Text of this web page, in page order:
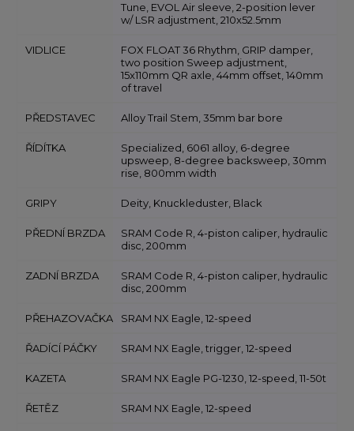
Tune, EVOL Air sleeve, 2-position lever
w/ LSR adjustment, 210x52.5mm
VIDLICE
FOX FLOAT 36 Rhythm, GRIP damper,
two position Sweep adjustment,
15x110mm QR axle, 44mm offset, 140mm
of travel
PŘEDSTAVEC Alloy Trail Stem, 35mm bar bore
ŘÍDÍTKA
Specialized, 6061 alloy, 6-degree
upsweep, 8-degree backsweep, 30mm
rise, 800mm width
GRIPY Deity, Knuckleduster, Black
PŘEDNÍ BRZDA
SRAM Code R, 4-piston caliper, hydraulic
disc, 200mm
ZADNÍ BRZDA
SRAM Code R, 4-piston caliper, hydraulic
disc, 200mm
PŘEHAZOVAČKA SRAM NX Eagle, 12-speed
ŘADÍCÍ PÁČKY SRAM NX Eagle, trigger, 12-speed
KAZETA SRAM NX Eagle PG-1230, 12-speed, 11-50t
ŘETĚZ SRAM NX Eagle, 12-speed